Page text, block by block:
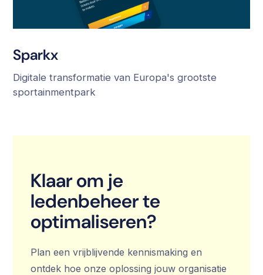
Sparkx
Digitale transformatie van Europa's grootste
sportainmentpark
Klaar om je
ledenbeheer te
optimaliseren?
Plan een vrijblijvende kennismaking en
ontdek hoe onze oplossing jouw organisatie